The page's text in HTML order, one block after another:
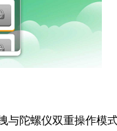
与陀螺仪双重操作模